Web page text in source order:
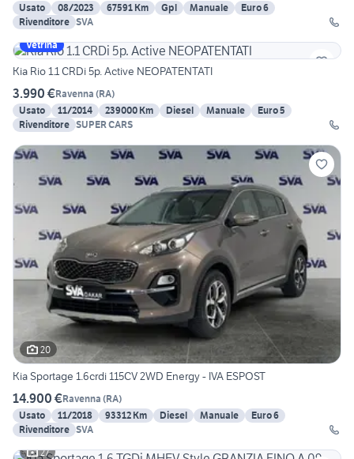
Usato
08/2023 67591 Km Gpl Manuale
Euro 6
Rivenditore SVA
Vetrina
Kia Rio 1.1 CRDi 5p. Active NEOPATENTATI
3.990 €Ravenna (RA)
Usato
11/2014 239000 Km Diesel Manuale
Euro 5
Rivenditore SUPER CARS
20
Kia Sportage 1.6crdi 115CV 2WD Energy - IVA ESPOST
14.900 €Ravenna (RA)
Usato
11/2018 93312 Km Diesel Manuale
Euro 6
Rivenditore SVA
27